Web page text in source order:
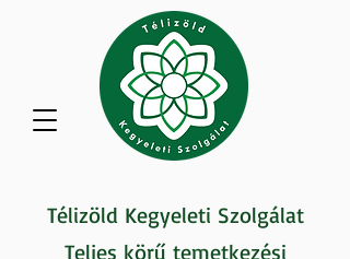
Télizöld Kegyeleti Szolgálat
Teljes körű temetkezési